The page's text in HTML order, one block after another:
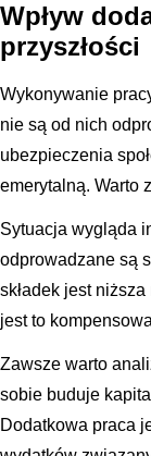
Wpływ
przyszłości
Wykonywanie
nie są od nich
ubezpieczenia
emerytalną. Warto
Sytuacja wygląda
odprowadzane są
składek jest
jest to
Zawsze warto
sobie buduje
Dodatkowa praca